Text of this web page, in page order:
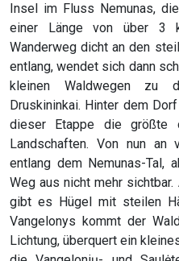
Insel im Fluss Nemunas,
einer Länge von über 3
Wanderweg dicht an den
entlang, wendet sich dann
kleinen Waldwegen zu
Druskininkai. Hinter dem
dieser Etappe die größte
Landschaften. Von nun an
entlang dem Nemunas-
Weg aus nicht mehr
gibt es Hügel mit steilen
Vangelonys kommt der
Lichtung, überquert ein